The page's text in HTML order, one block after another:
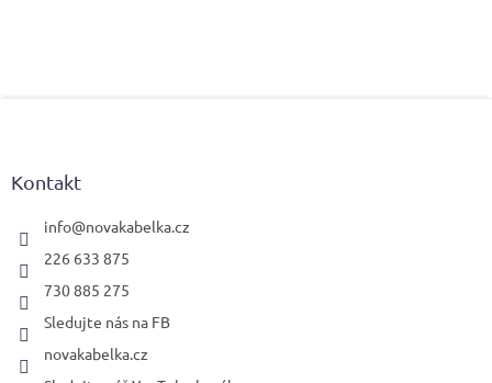
Kontakt
info@novakabelka.cz
226 633 875
730 885 275
Sledujte nás na FB
novakabelka.cz